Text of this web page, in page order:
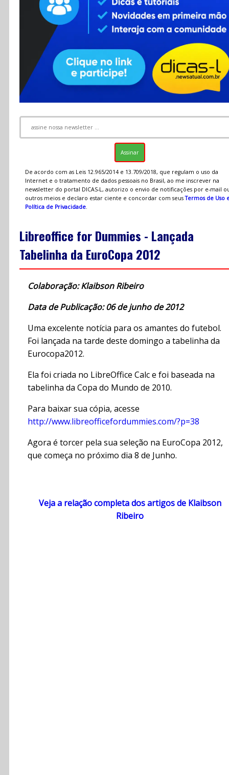
Contato
RSS
De acordo com as Leis 12.965/2014 e 13.709/2018, que regulam o uso da
Internet e o tratamento de dados pessoais no Brasil, ao me inscrever na
newsletter do portal DICAS-L, autorizo o envio de notificações por e-mail
outros meios e declaro estar ciente e concordar com seusTermos de Uso
Política de Privacidade.
Libreoffice for Dummies - Lançada
Tabelinha da EuroCopa 2012
Colaboração: Klaibson Ribeiro
Data de Publicação: 06 de junho de 2012
Uma excelente notícia para os amantes do futebol.
Foi lançada na tarde deste domingo a tabelinha da
Eurocopa2012.
Ela foi criada no LibreOffice Calc e foi baseada na
tabelinha da Copa do Mundo de 2010.
Para baixar sua cópia, acesse
http://www.libreofficefordummies.com/?p=38
Agora é torcer pela sua seleção na EuroCopa 2012,
que começa no próximo dia 8 de Junho.
Veja a relação completa dos artigos de Klaibson
Ribeiro